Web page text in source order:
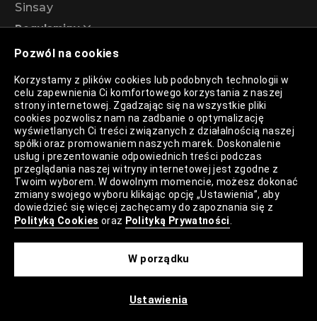
Pozwól na cookies
Korzystamy z plików cookies lub podobnych technologii w
celu zapewnienia Ci komfortowego korzystania z naszej
strony internetowej. Zgadzając się na wszystkie pliki
cookies pozwolisz nam na zadbanie o optymalizację
wyświetlanych Ci treści związanych z działalnością naszej
spółki oraz promowaniem naszych marek. Doskonalenie
usług i prezentowanie odpowiednich treści podczas
przeglądania naszej witryny internetowej jest zgodne z
Twoim wyborem. W dowolnym momencie, możesz dokonać
zmiany swojego wyboru klikając opcję „Ustawienia”, aby
dowiedzieć się więcej zachęcamy do zapoznania się z
Polityką Cookies oraz Polityką Prywatności
Ustawienia
W porządku
Sinsay
Regulaminy
Regulamin akcji promocyjnej – Program
rabatowy 99%
Polityka Prywatności
Polityka Plików Cookies
Lista Plików Cookies
Lista Zaufanych Partnerów
Ustawienia Cookies